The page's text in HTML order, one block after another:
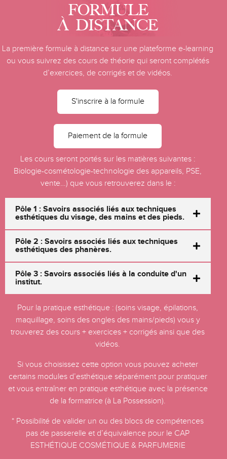
FORMULE
À DISTANCE
La première formule à distance sur une plateforme e-learning
ou vous suivrez des cours de théorie qui seront complétés
d’exercices, de corrigés et de vidéos.
S'inscrire à la formule
Paiement de la formule
Les cours seront portés sur les matières suivantes :
Biologie-cosmétologie-technologie des appareils, PSE,
vente…) que vous retrouverez dans le :
Pôle 1 : Savoirs associés liés aux techniques
esthétiques du visage, des mains et des pieds.
Pôle 2 : Savoirs associés liés aux techniques
esthétiques des phanères.
Pôle 3 : Savoirs associés liés à la conduite d'un
institut.
Pour la pratique esthétique : (soins visage, épilations,
maquillage, soins des ongles des mains/pieds) vous y
trouverez des cours + exercices + corrigés ainsi que des
vidéos.
Si vous choisissez cette option vous pouvez acheter
certains modules d’esthétique séparément pour pratiquer
et vous entraîner en pratique esthétique avec la présence
de la formatrice (à La Possession).
* Possibilité de valider un ou des blocs de compétences
pas de passerelle et d’équivalence pour le CAP
ESTHÉTIQUE COSMÉTIQUE & PARFUMERIE